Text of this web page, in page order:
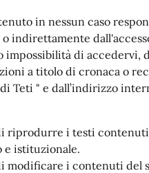
in nessun caso
indirettamente
di accedervi,
a titolo di cronaca o
Teti " e dall’indirizzo
riprodurre i testi
e istituzionale.
modificare i contenuti del